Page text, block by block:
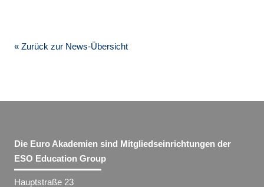
« Zurück zur News-Übersicht
Die Euro Akademien sind Mitgliedseinrichtungen der
ESO Education Group
Hauptstraße 23